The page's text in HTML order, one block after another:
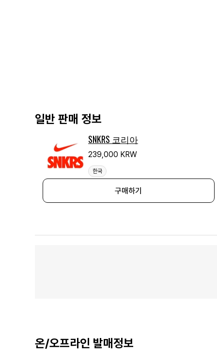
일반 판매 정보
SNKRS 코리아
239,000 KRW
한국
구매하기
온/오프라인 발매정보